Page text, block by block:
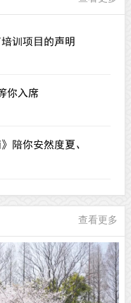
训项目的声明
你入席
陪你安然度夏、
查看更多